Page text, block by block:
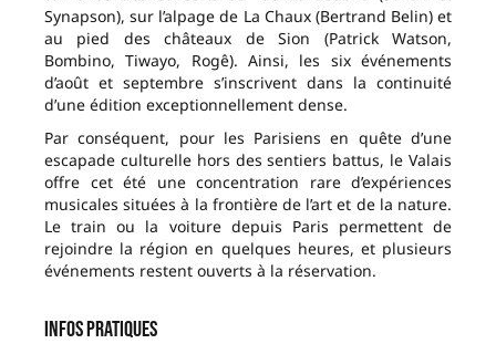
Synapson), sur l’alpage de La Chaux (Bertrand Belin) et
au pied des châteaux de Sion (Patrick Watson,
Bombino, Tiwayo, Rogê). Ainsi, les six événements
d’août et septembre s’inscrivent dans la continuité
d’une édition exceptionnellement dense.
Par conséquent, pour les Parisiens en quête d’une
escapade culturelle hors des sentiers battus, le Valais
offre cet été une concentration rare d’expériences
musicales situées à la frontière de l’art et de la nature.
Le train ou la voiture depuis Paris permettent de
rejoindre la région en quelques heures, et plusieurs
événements restent ouverts à la réservation.
Infos pratiques